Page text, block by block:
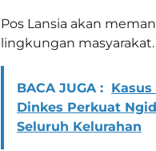
Pos Lansia akan
lingkungan masyarakat.
BACA JUGA :
Dinkes Perkuat
Seluruh Kelurahan